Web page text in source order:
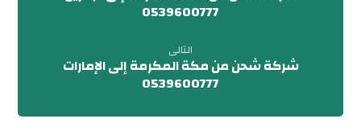
0539600777
التالى
شركة شحن من مكة المكرمة إلى الإمارات
0539600777